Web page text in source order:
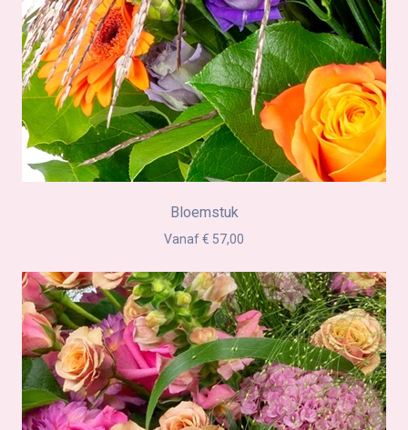
Bloemstuk
Vanaf € 57,00